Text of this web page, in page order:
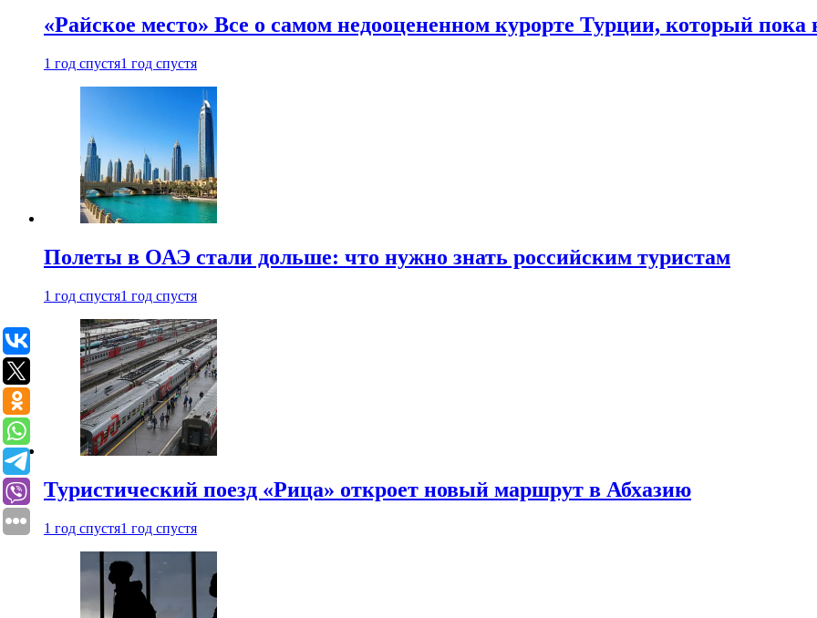
«Райское место» Все о самом недооцененном курорте Турции, который пока
1 год спустя1 год спустя
Полеты в ОАЭ стали дольше: что нужно знать российским туристам
1 год спустя1 год спустя
Туристический поезд «Рица» откроет новый маршрут в Абхазию
1 год спустя1 год спустя